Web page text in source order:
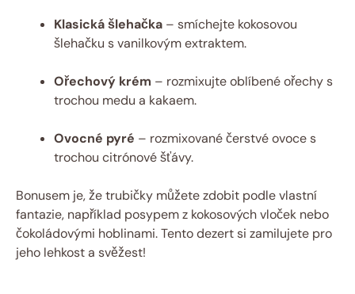
Klasická šlehačka – smíchejte kokosovou
šlehačku s vanilkovým extraktem.
Ořechový krém – rozmixujte oblíbené ořechy s
trochou medu a kakaem.
Ovocné pyré – rozmixované čerstvé ovoce s
trochou citrónové šťávy.
Bonusem je, že trubičky můžete zdobit podle vlastní
fantazie, například posypem z kokosových vloček nebo
čokoládovými hoblinami. Tento dezert si zamilujete pro
jeho lehkost a svěžest!